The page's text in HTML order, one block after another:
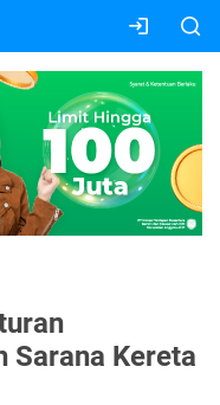
Sarana Kereta